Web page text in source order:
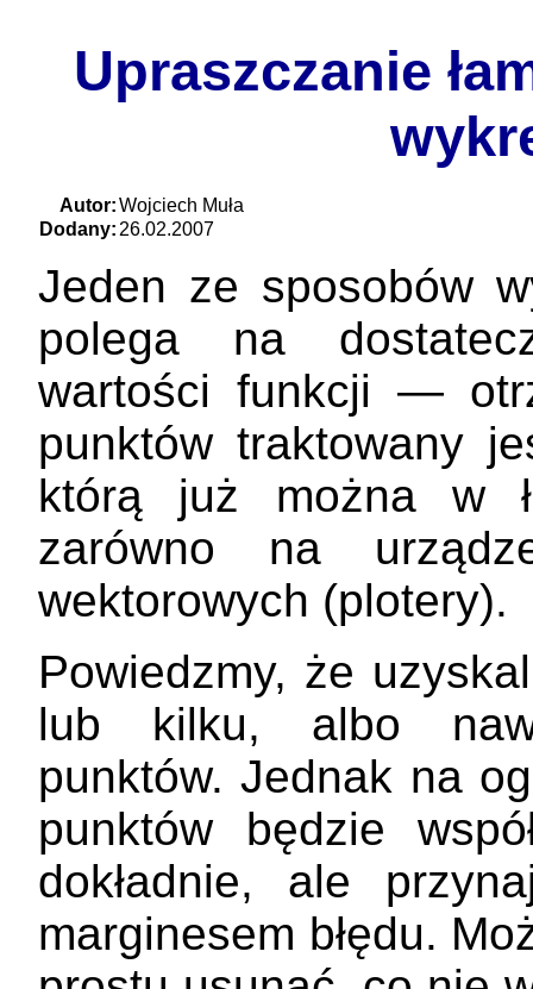
Upraszczanie
Autor:Wojciech Muła
Dodany:26.02.2007
Jeden ze sposobów
polega na
wartości funkcji —
punktów traktowany
którą już można w
zarówno na
wektorowych (plotery).
Powiedzmy, że
lub kilku, albo
punktów. Jednak na
punktów będzie
dokładnie, ale
marginesem błędu.